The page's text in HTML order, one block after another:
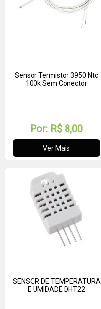
Sensor Termistor 3950 Ntc
100k Sem Conector
Por: R$ 8,00
Ver Mais
SENSOR DE TEMPERATURA
E UMIDADE DHT22